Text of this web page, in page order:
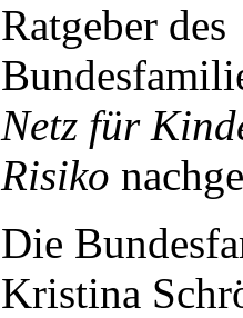
Ratgeber des
Netz für
Risiko
Die
Kristina